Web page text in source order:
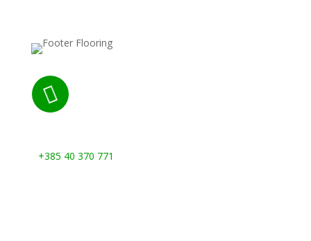

+385 40 370 771